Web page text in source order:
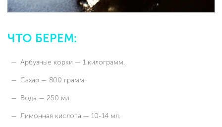
ЧТО БЕРЕМ:
Арбузные корки — 1 килограмм.
Сахар — 800 грамм.
Вода — 250 мл.
Лимонная кислота — 10-14 мл.